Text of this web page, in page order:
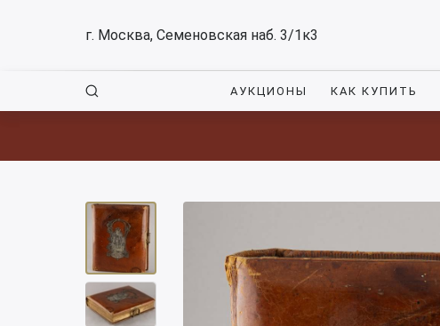
г. Москва, Семеновская наб. 3/1к3
АУКЦИОНЫ КАК КУПИТЬ